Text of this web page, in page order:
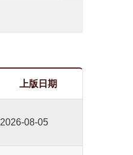
上版日期
2026-08-05